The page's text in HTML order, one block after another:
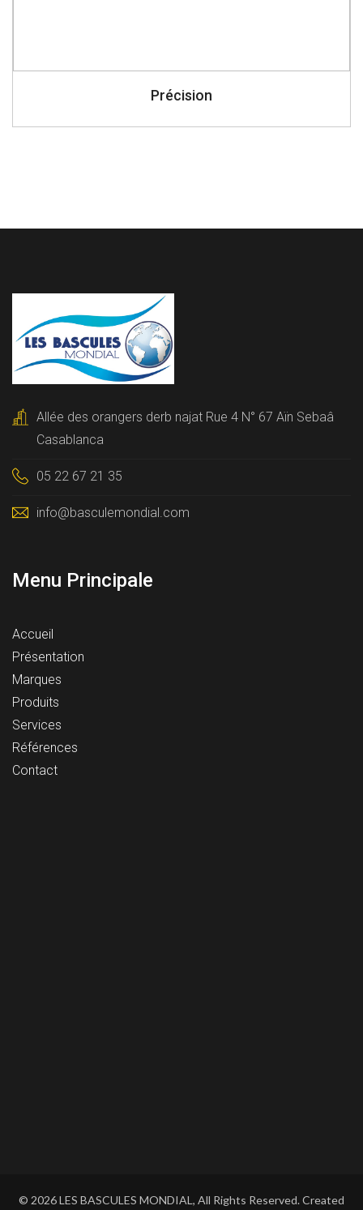
Précision
Allée des orangers derb najat Rue 4 N° 67 Aïn Sebaâ
Casablanca
05 22 67 21 35
info@basculemondial.com
Menu Principale
Accueil
Présentation
Marques
Produits
Services
Références
Contact
© 2026 LES BASCULES MONDIAL, All Rights Reserved. Created